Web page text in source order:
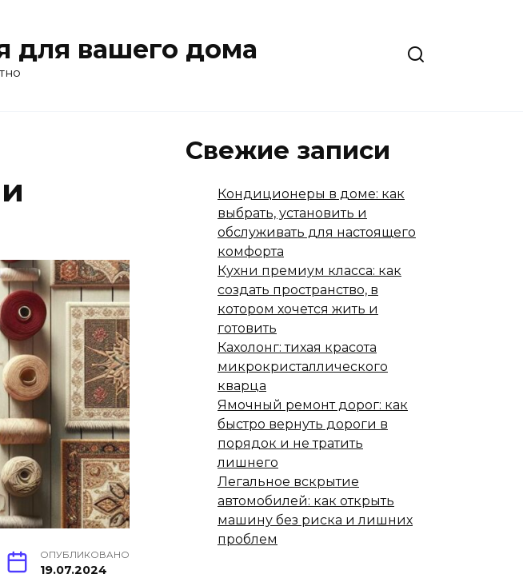
для вашего дома
ОПУБЛИКОВАНО
19.07.2024
Свежие записи
Кондиционеры в доме: как
выбрать, установить и
обслуживать для настоящего
комфорта
Кухни премиум класса: как
создать пространство, в
котором хочется жить и
готовить
Кахолонг: тихая красота
микрокристаллического
кварца
Ямочный ремонт дорог: как
быстро вернуть дороги в
порядок и не тратить
лишнего
Легальное вскрытие
автомобилей: как открыть
машину без риска и лишних
проблем